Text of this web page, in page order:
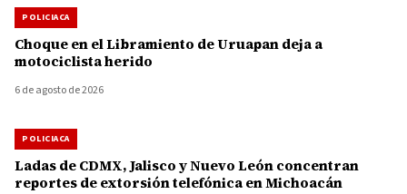
POLICIACA
Choque en el Libramiento de Uruapan deja a
motociclista herido
6 de agosto de 2026
POLICIACA
Ladas de CDMX, Jalisco y Nuevo León concentran
reportes de extorsión telefónica en Michoacán